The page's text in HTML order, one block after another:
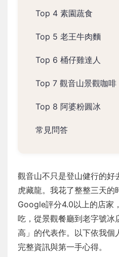
Top 4 素園蔬食
Top 5 老王牛肉麵
Top 6 桶仔雞達人
Top 7 觀音山景觀咖啡
Top 8 阿婆粉圓冰
常見問答
觀音山不只是登山健行的好
虎藏龍。我花了整整三天的
Google評分4.0以上的店家
吃，從景觀餐廳到老字號冰
高」的代表作。以下依我個
完整資訊與第一手心得。